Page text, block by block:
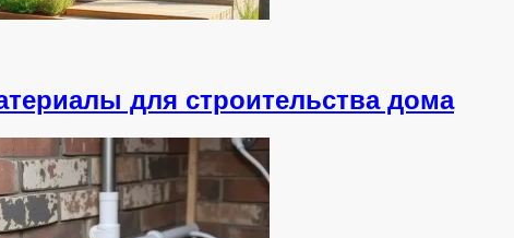
для строительства дома